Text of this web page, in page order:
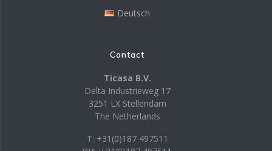
Deutsch
Contact
Ticasa B.V.
Delta Industrieweg 17
3251 LX Stellendam
The Netherlands
T: +31(0)187 497511